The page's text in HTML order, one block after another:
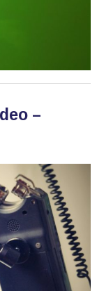
–